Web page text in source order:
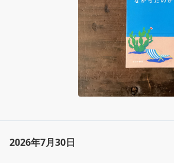
2026年7月30日